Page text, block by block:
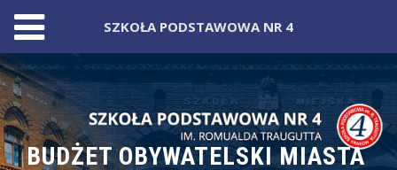
Skip
to
content
BUDŻET OBYWATELSKI MIASTA
SZKOŁA PODSTAWOWA NR 4